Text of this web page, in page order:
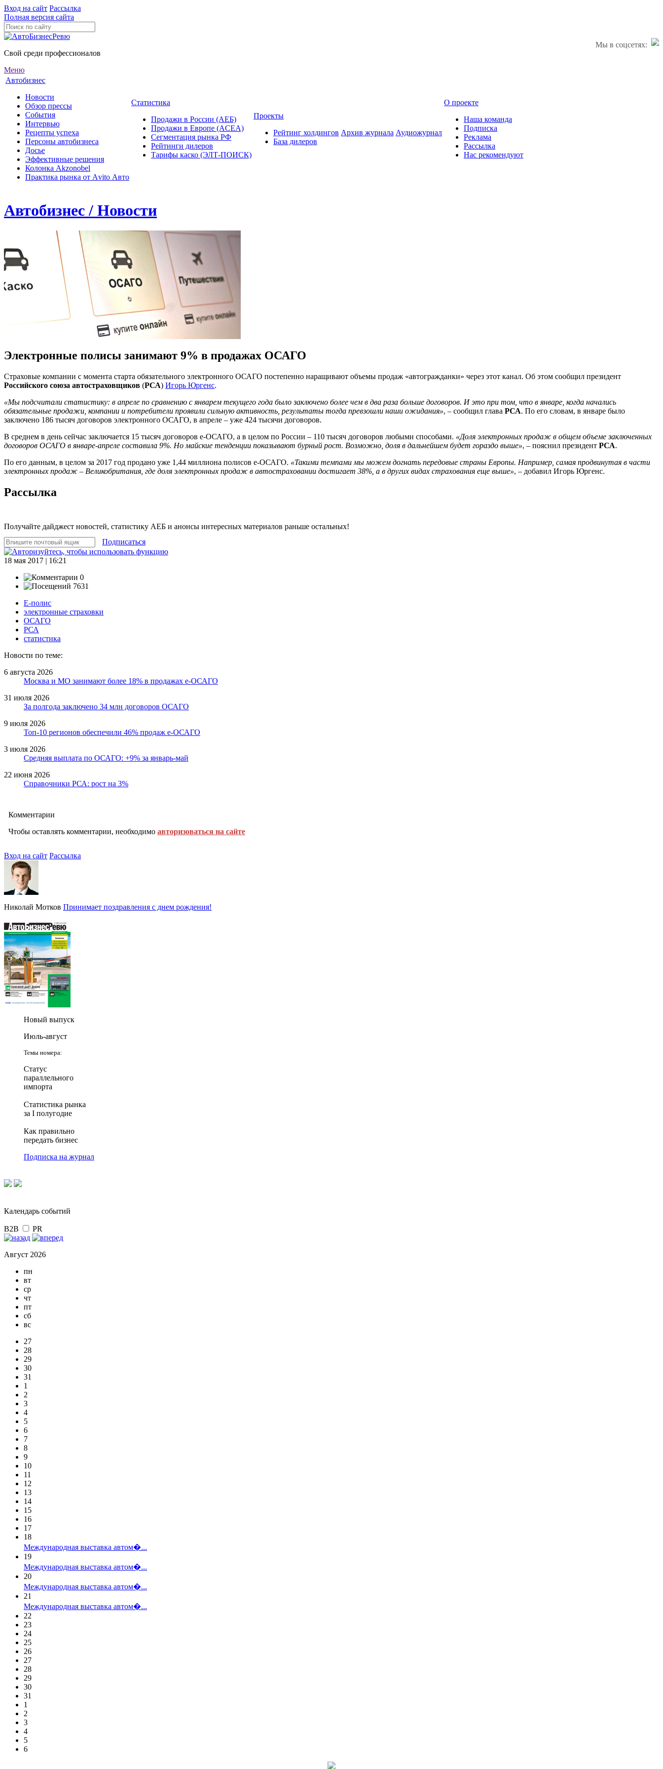
Вход на сайт Рассылка
Полная версия сайта
Мы в соцсетях:
Свой среди профессионалов
Меню
Автобизнес
Новости
Обзор прессы
События
Интервью
Рецепты успеха
Персоны автобизнеса
Досье
Эффективные решения
Колонка Akzonobel
Практика рынка от Аvito Авто
Статистика
Продажи в России (АЕБ)
Продажи в Европе (ACEA)
Сегментация рынка РФ
Рейтинги дилеров
Тарифы каско (ЭЛТ-ПОИСК)
Проекты
Рейтинг холдингов
База дилеров
Архив журнала Аудиожурнал
О проекте
Наша команда
Подписка
Реклама
Рассылка
Нас рекомендуют
Автобизнес / Новости
Электронные полисы занимают 9% в продажах ОСАГО
Страховые компании с момента старта обязательного электронного ОСАГО постепенно наращивают объемы продаж «автогражданки» через этот канал. Об этом сообщил президент
Российского союза автостраховщиков (РСА) Игорь Юргенс.
«Мы подсчитали статистику: в апреле по сравнению с январем текущего года было заключено более чем в два раза больше договоров. И это при том, что в январе, когда начались
обязательные продажи, компании и потребители проявили сильную активность, результаты тогда превзошли наши ожидания», – сообщил глава РСА. По его словам, в январе было
заключено 186 тысяч договоров электронного ОСАГО, в апреле – уже 424 тысячи договоров.
В среднем в день сейчас заключается 15 тысяч договоров е-ОСАГО, а в целом по России – 110 тысяч договоров любыми способами. «Доля электронных продаж в общем объеме заключенных
договоров ОСАГО в январе-апреле составила 9%. Но майские тенденции показывают бурный рост. Возможно, доля в дальнейшем будет гораздо выше», – пояснил президент РСА.
По его данным, в целом за 2017 год продано уже 1,44 миллиона полисов е-ОСАГО. «Такими темпами мы можем догнать передовые страны Европы. Например, самая продвинутая в части
электронных продаж – Великобритания, где доля электронных продаж в автостраховании достигает 38%, а в других видах страхования еще выше», – добавил Игорь Юргенс.
Рассылка
Получайте дайджест новостей, статистику АЕБ и анонсы интересных материалов раньше остальных!
Подписаться
18 мая 2017 | 16:21
0
7631
Е-полис
электронные страховки
ОСАГО
РСА
статистика
Новости по теме:
6 августа 2026
Москва и МО занимают более 18% в продажах е-ОСАГО
31 июля 2026
За полгода заключено 34 млн договоров ОСАГО
9 июля 2026
Топ-10 регионов обеспечили 46% продаж е-ОСАГО
3 июля 2026
Средняя выплата по ОСАГО: +9% за январь-май
22 июня 2026
Справочники РСА: рост на 3%
Комментарии
Чтобы оставлять комментарии, необходимо авторизоваться на сайте
Вход на сайт Рассылка
Николай Мотков Принимает поздравления с днем рождения!
Новый выпуск
Июль-август
Темы номера:
Статус
параллельного
импорта
Статистика рынка
за I полугодие
Как правильно
передать бизнес
Подписка на журнал
Календарь событий
B2B PR
Август 2026
пн
вт
ср
чт
пт
сб
вс
27
28
29
30
31
1
2
3
4
5
6
7
8
9
10
11
12
13
14
15
16
17
18
Международная выставка автом�...
19
Международная выставка автом�...
20
Международная выставка автом�...
21
Международная выставка автом�...
22
23
24
25
26
27
28
29
30
31
1
2
3
4
5
6